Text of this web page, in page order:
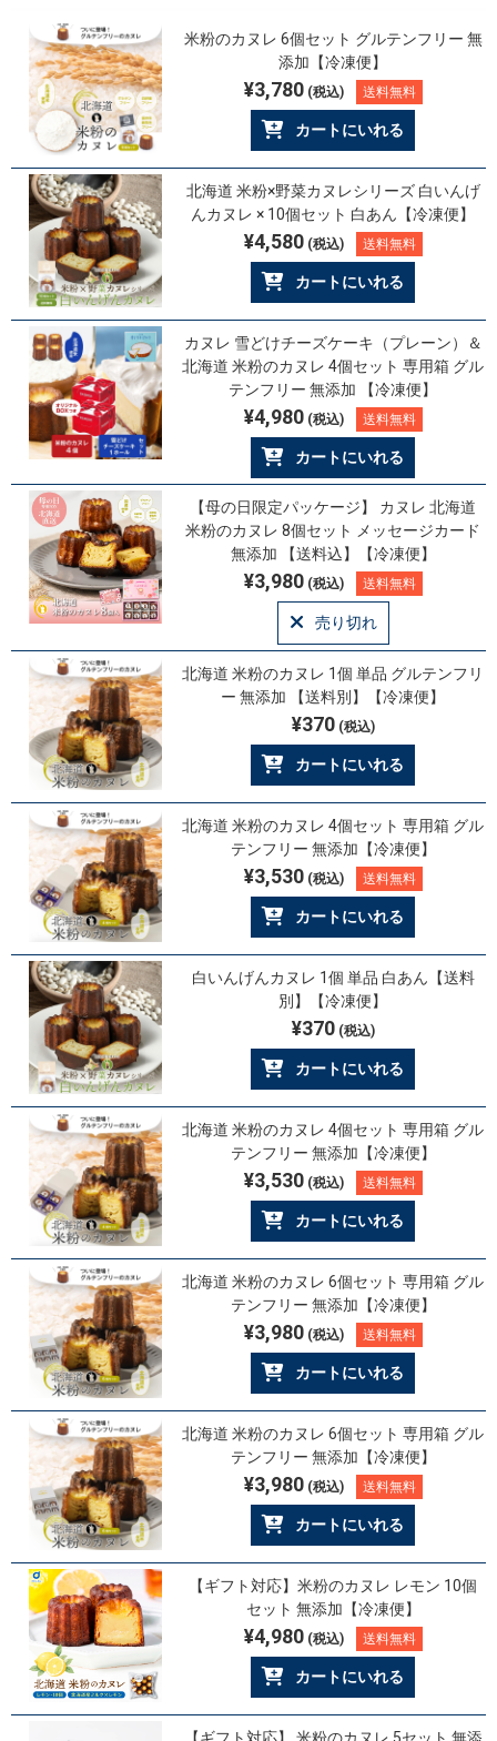
米粉のカヌレ 6個セット グルテンフリー 無
添加【冷凍便】
¥3,780(税込) 送料無料
カートにいれる
北海道 米粉×野菜カヌレシリーズ 白いんげ
んカヌレ × 10個セット 白あん【冷凍便】
¥4,580(税込) 送料無料
カートにいれる
カヌレ 雪どけチーズケーキ（プレーン）＆
北海道 米粉のカヌレ 4個セット 専用箱 グル
テンフリー 無添加 【冷凍便】
¥4,980(税込) 送料無料
カートにいれる
【母の日限定パッケージ】 カヌレ 北海道
米粉のカヌレ 8個セット メッセージカード
無添加 【送料込】【冷凍便】
¥3,980(税込) 送料無料
売り切れ
北海道 米粉のカヌレ 1個 単品 グルテンフリ
ー 無添加 【送料別】【冷凍便】
¥370(税込)
カートにいれる
北海道 米粉のカヌレ 4個セット 専用箱 グル
テンフリー 無添加【冷凍便】
¥3,530(税込) 送料無料
カートにいれる
白いんげんカヌレ 1個 単品 白あん【送料
別】【冷凍便】
¥370(税込)
カートにいれる
北海道 米粉のカヌレ 4個セット 専用箱 グル
テンフリー 無添加【冷凍便】
¥3,530(税込) 送料無料
カートにいれる
北海道 米粉のカヌレ 6個セット 専用箱 グル
テンフリー 無添加【冷凍便】
¥3,980(税込) 送料無料
カートにいれる
北海道 米粉のカヌレ 6個セット 専用箱 グル
テンフリー 無添加【冷凍便】
¥3,980(税込) 送料無料
カートにいれる
【ギフト対応】米粉のカヌレ レモン 10個
セット 無添加【冷凍便】
¥4,980(税込) 送料無料
カートにいれる